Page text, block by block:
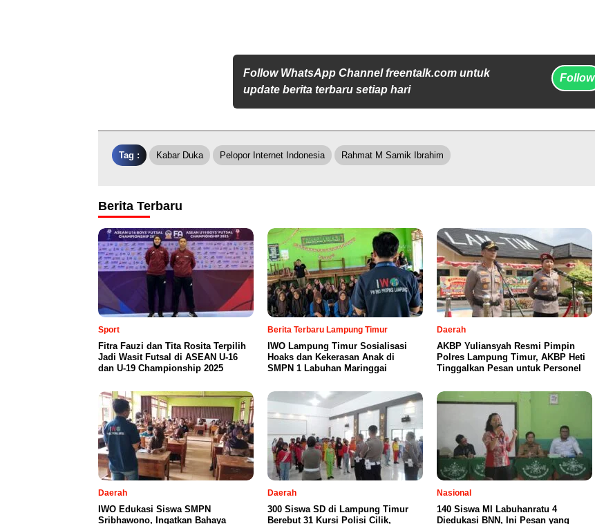
Follow WhatsApp Channel freentalk.com untuk
update berita terbaru setiap hari
Follow
Tag : Kabar Duka Pelopor Internet Indonesia Rahmat M Samik Ibrahim
Berita Terbaru
Sport
Fitra Fauzi dan Tita Rosita Terpilih
Jadi Wasit Futsal di ASEAN U-16
dan U-19 Championship 2025
Berita Terbaru Lampung Timur
IWO Lampung Timur Sosialisasi
Hoaks dan Kekerasan Anak di
SMPN 1 Labuhan Maringgai
Daerah
AKBP Yuliansyah Resmi Pimpin
Polres Lampung Timur, AKBP Heti
Tinggalkan Pesan untuk Personel
Daerah
IWO Edukasi Siswa SMPN
Sribhawono, Ingatkan Bahaya
Daerah
300 Siswa SD di Lampung Timur
Berebut 31 Kursi Polisi Cilik,
Nasional
140 Siswa MI Labuhanratu 4
Diedukasi BNN, Ini Pesan yang